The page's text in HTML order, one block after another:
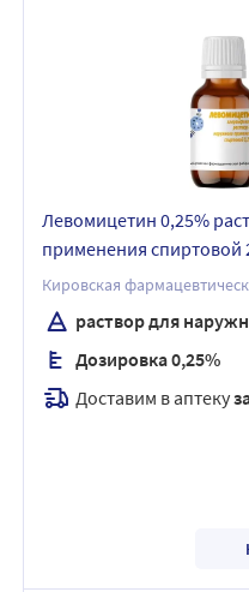
Левомицетин 0,25%
применения спиртовой
Кировская
раствор для
Дозировка 0,25%
Доставим в аптеку